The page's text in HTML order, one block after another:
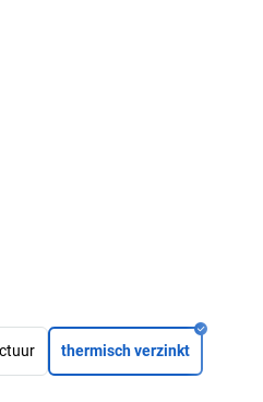
thermisch verzinkt